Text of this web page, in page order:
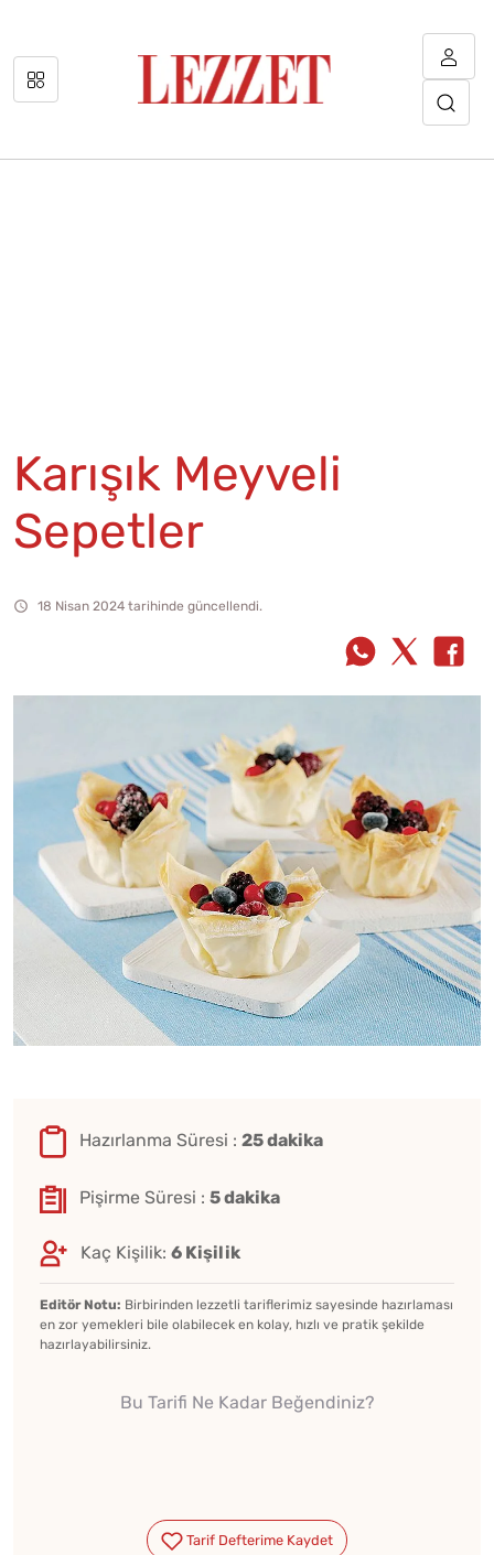
Karışık Meyveli
Sepetler
18 Nisan 2024 tarihinde güncellendi.
Hazırlanma Süresi : 25 dakika
Pişirme Süresi : 5 dakika
Kaç Kişilik: 6 Kişilik
Editör Notu: Birbirinden lezzetli tariflerimiz sayesinde hazırlaması
en zor yemekleri bile olabilecek en kolay, hızlı ve pratik şekilde
hazırlayabilirsiniz.
Bu Tarifi Ne Kadar Beğendiniz?